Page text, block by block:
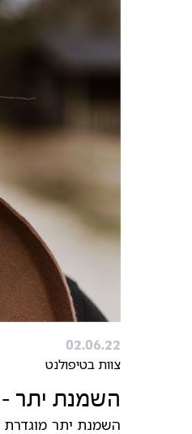
02.06.22
צוות בטיפולנט
השמנת יתר